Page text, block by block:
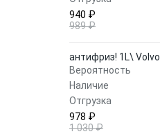
940 ₽
989 ₽
антифриз! 1L\ Volvo
Вероятность
Наличие
Отгрузка
978 ₽
1 030 ₽